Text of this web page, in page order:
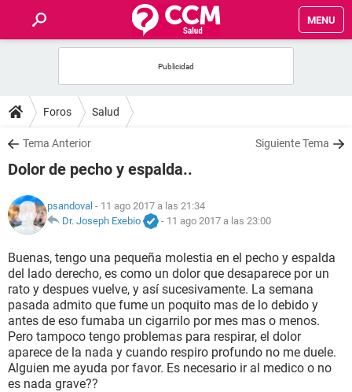
MENU
FOROS
SALUD
NUTRICIÓN
BIENESTAR
SEXUALIDAD
GLOSARIO
Foros Salud
Tema Anterior Siguiente Tema
Dolor de pecho y espalda..
psandoval - 11 ago 2017 a las 21:34
Dr. Joseph Exebio
- 11 ago 2017 a las 23:00
Buenas, tengo una pequeña molestia en el pecho y espalda
del lado derecho, es como un dolor que desaparece por un
rato y despues vuelve, y así sucesivamente. La semana
pasada admito que fume un poquito mas de lo debido y
antes de eso fumaba un cigarrilo por mes mas o menos.
Pero tampoco tengo problemas para respirar, el dolor
aparece de la nada y cuando respiro profundo no me duele.
Alguien me ayuda por favor. Es necesario ir al medico o no
es nada grave??